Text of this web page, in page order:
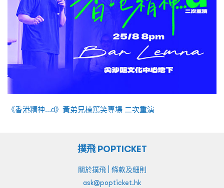
《香港精神...d》黃弟兄棟篤笑專場 二次重演
撲飛 POPTICKET
關於撲飛| 條款及細則
ask@popticket.hk